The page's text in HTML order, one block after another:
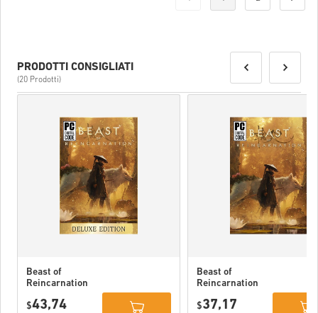
PRODOTTI CONSIGLIATI
(20 Prodotti)
Beast of
Reincarnation
PC (STEAM)
$43,74
Beast of
Reincarnation
$37,17